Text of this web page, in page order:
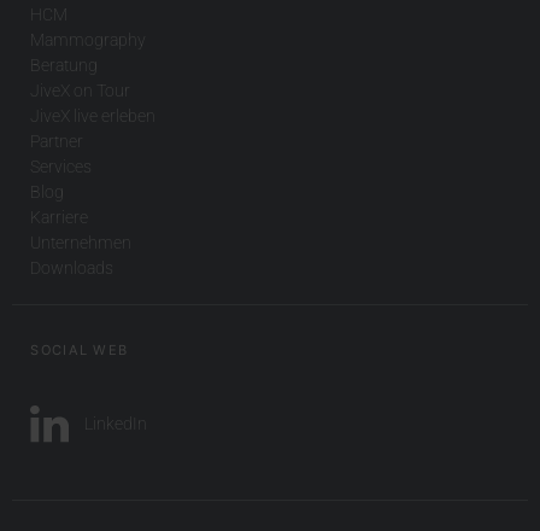
HCM
Mammography
Beratung
JiveX on Tour
JiveX live erleben
Partner
Services
Blog
Karriere
Unternehmen
Downloads
SOCIAL WEB
LinkedIn